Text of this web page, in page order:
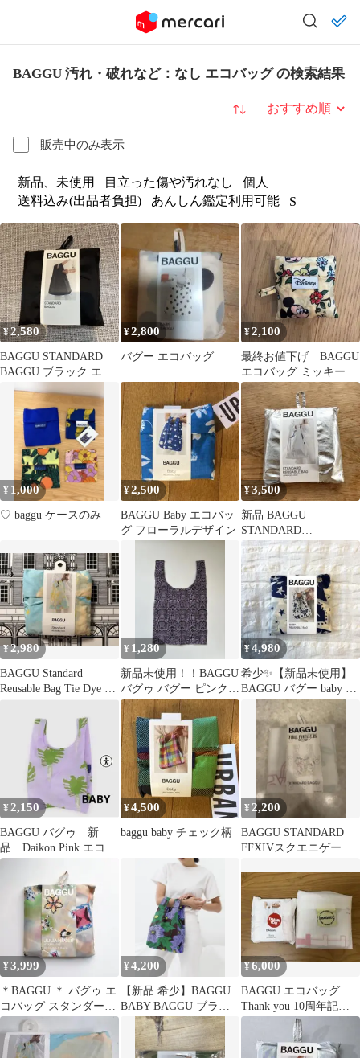
BAGGU 汚れ・破れなど：なし エコバッグ の検索結果
販売中のみ表示
並び替え
新品、未使用 目立った傷や汚れなし
個人
送料込み(出品者負担)
あんしん鑑定利用可能 S
¥2,580
BAGGU STANDARD
BAGGU ブラック エコ
バッグ
¥2,800
バグー エコバッグ
¥2,100
最終お値下げ BAGGU
エコバッグ ミッキーミ
ニー
¥ 1,000
♡ baggu ケースのみ
¥2,500
BAGGU Baby エコバッ
グ フローラルデザイン
¥3,500
新品 BAGGU
STANDARD
REUSABLE BAG メタ
リックシルバー
¥2,980
BAGGU Standard
Reusable Bag Tie Dye タ
¥ 1,280
新品未使用！！BAGGU
バグゥ バグー ピンクス
ネーク エコバッグ
¥4,980
希少✨【新品未使用】
BAGGU バグー baby リ
ボン エンジェル
¥2,150
BAGGU バグゥ 新
品 Daikon Pink エコバ
ッグ ベビー
¥4,500
baggu baby チェック柄
¥ 2,200
BAGGU STANDARD
FFXIVスクエニゲーム
¥3,999
＊BAGGU ＊ バグゥ エ
コバッグ スタンダード
ライサ Raisa
¥4,200
【新品 希少】BAGGU
BABY BAGGU ブラウ
ンポピー PLAZA購入
¥6,000
BAGGU エコバッグ
Thank you 10周年記念
モデル 2個セット